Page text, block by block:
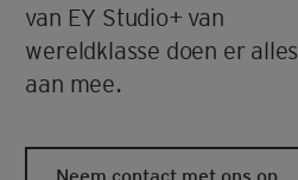
van EY Studio+ van
wereldklasse doen er alles
aan mee.
Neem contact met ons op